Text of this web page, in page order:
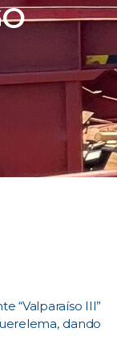
“Valparaíso III”
dando